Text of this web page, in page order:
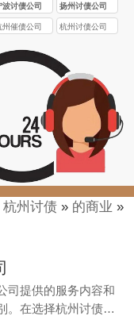
波讨债公司 扬州讨债公司
州催债公司 杭州讨债公司
杭州讨债 » 的商业 »
司提供的服务内容和
。在选择杭州讨债…